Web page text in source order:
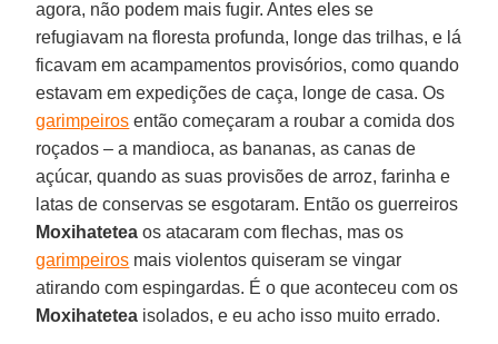
agora, não podem mais fugir. Antes eles se
refugiavam na floresta profunda, longe das trilhas, e lá
ficavam em acampamentos provisórios, como quando
estavam em expedições de caça, longe de casa. Os
garimpeiros então começaram a roubar a comida dos
roçados – a mandioca, as bananas, as canas de
açúcar, quando as suas provisões de arroz, farinha e
latas de conservas se esgotaram. Então os guerreiros
Moxihatetea os atacaram com flechas, mas os
garimpeiros mais violentos quiseram se vingar
atirando com espingardas. É o que aconteceu com os
Moxihatetea isolados, e eu acho isso muito errado.